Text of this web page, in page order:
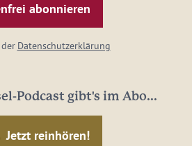
Datenschutzerklärung
Podcast gibt's im Abo...
Jetzt reinhören!